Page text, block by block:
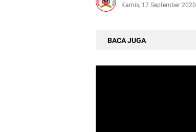
Kamis, 17 September 2020
BACA JUGA